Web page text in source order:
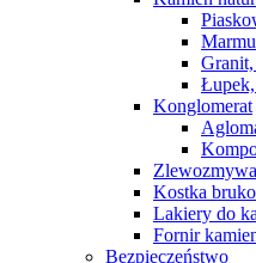
Konglomerat
Kostka
Lakiery do
Fornir
Bezpieczeństwo